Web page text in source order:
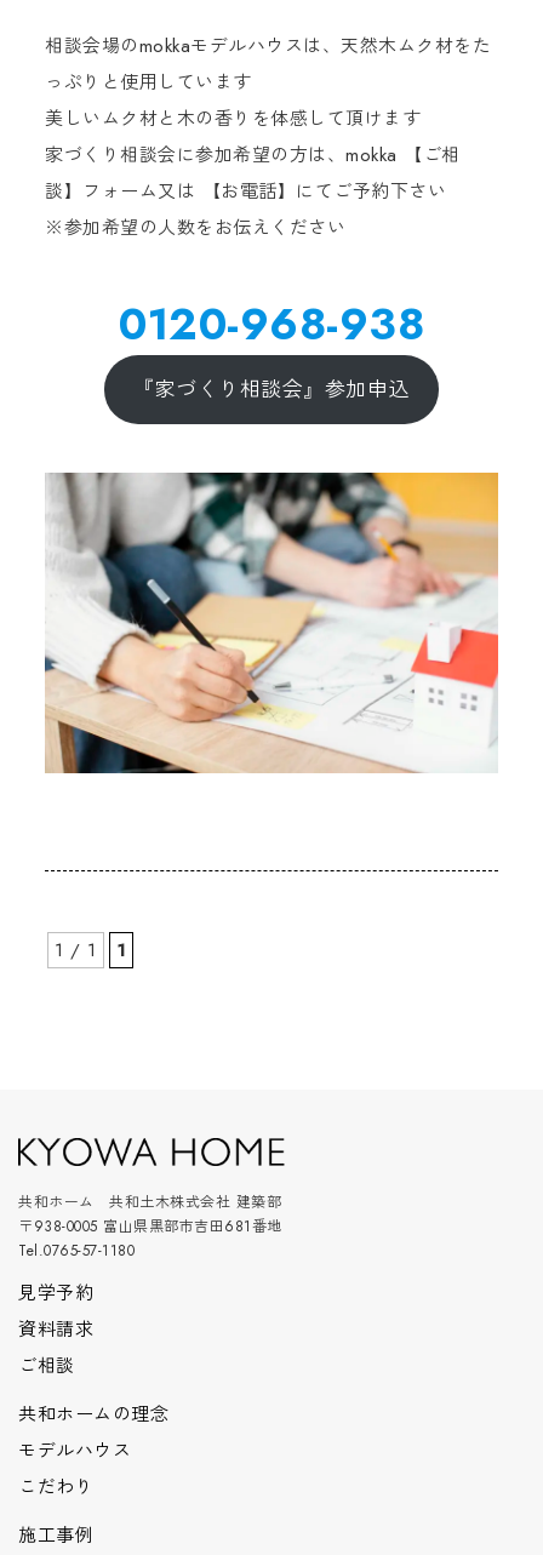
相談会場のmokkaモデルハウスは、天然木ムク材をた
っぷりと使用しています
美しいムク材と木の香りを体感して頂けます
家づくり相談会に参加希望の方は、mokka 【ご相
談】フォーム又は 【お電話】にてご予約下さい
※参加希望の人数をお伝えください
0120-968-938
『家づくり相談会』参加申込
1 / 1 1
共和ホーム 共和土木株式会社 建築部
〒938-0005 富山県黒部市吉田681番地
Tel.0765-57-1180
見学予約
資料請求
ご相談
共和ホームの理念
モデルハウス
こだわり
施工事例